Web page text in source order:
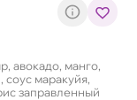
авокадо, манго,
соус маракуйя,
заправленный